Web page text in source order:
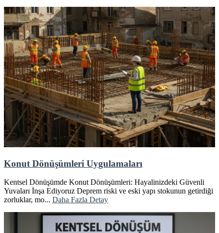
Konut Dönüşümleri Uygulamaları
Kentsel Dönüşümde Konut Dönüşümleri: Hayalinizdeki Güvenli
Yuvaları İnşa Ediyoruz Deprem riski ve eski yapı stokunun getirdiği
zorluklar, mo... Daha Fazla Detay